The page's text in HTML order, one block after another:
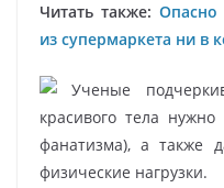
Читать также: Опасно
из супермаркета ни в
Ученые
красивого тела
фанатизма), а также
физические нагрузки.